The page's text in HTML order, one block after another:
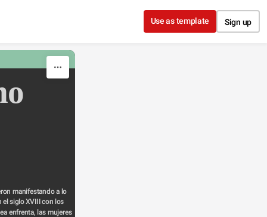
Use as template Sign up
manifestando a lo
el siglo XVIII con los
enfrenta, las mujeres